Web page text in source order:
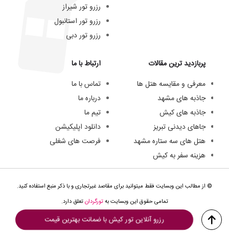
رزرو آنلاین تور کیش با ضمانت بهترین قیمت
رزرو تور شیراز
رزرو تور استانبول
رزرو تور دبی
پربازدید ترین مقالات
معرفی و مقایسه هتل ها
جاذبه های مشهد
جاذبه های کیش
جاهای دیدنی تبریز
هتل های سه ستاره مشهد
هزینه سفر به کیش
ارتباط با ما
تماس با ما
درباره ما
تیم ما
دانلود اپلیکیشن
فرصت های شغلی
© از مطالب این وبسایت فقط میتوانید برای مقاصد غیرتجاری و با ذکر منبع استفاده کنید.
تمامی حقوق این وبسایت بهتورگردانتعلق دارد.